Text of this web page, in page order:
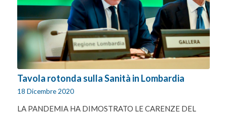
Tavola rotonda sulla Sanità in Lombardia
18 Dicembre 2020
LA PANDEMIA HA DIMOSTRATO LE CARENZE DEL